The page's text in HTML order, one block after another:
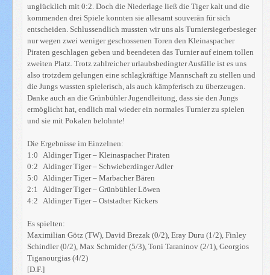
unglücklich mit 0:2. Doch die Niederlage ließ die Tiger kalt und die
kommenden drei Spiele konnten sie allesamt souverän für sich
entscheiden. Schlussendlich mussten wir uns als Turniersiegerbesieger
nur wegen zwei weniger geschossenen Toren den Kleinaspacher
Piraten geschlagen geben und beendeten das Turnier auf einem tollen
zweiten Platz. Trotz zahlreicher urlaubsbedingter Ausfälle ist es uns
also trotzdem gelungen eine schlagkräftige Mannschaft zu stellen und
die Jungs wussten spielerisch, als auch kämpferisch zu überzeugen.
Danke auch an die Grünbühler Jugendleitung, dass sie den Jungs
ermöglicht hat, endlich mal wieder ein normales Turnier zu spielen
und sie mit Pokalen belohnte!
Die Ergebnisse im Einzelnen:
1:0 Aldinger Tiger – Kleinaspacher Piraten
0:2 Aldinger Tiger – Schwieberdinger Adler
5:0 Aldinger Tiger – Marbacher Bären
2:1 Aldinger Tiger – Grünbühler Löwen
4:2 Aldinger Tiger – Oststadter Kickers
Es spielten:
Maximilian Götz (TW), David Brezak (0/2), Eray Duru (1/2), Finley
Schindler (0/2), Max Schmider (5/3), Toni Taraninov (2/1), Georgios
Tiganourgias (4/2)
[D.F.]